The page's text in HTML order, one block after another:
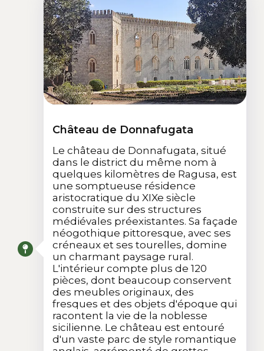
Château de Donnafugata
Le château de Donnafugata, situé
dans le district du même nom à
quelques kilomètres de Ragusa, est
une somptueuse résidence
aristocratique du XIXe siècle
construite sur des structures
médiévales préexistantes. Sa façade
néogothique pittoresque, avec ses
créneaux et ses tourelles, domine
un charmant paysage rural.
L'intérieur compte plus de 120
pièces, dont beaucoup conservent
des meubles originaux, des
fresques et des objets d'époque qui
racontent la vie de la noblesse
sicilienne. Le château est entouré
d'un vaste parc de style romantique